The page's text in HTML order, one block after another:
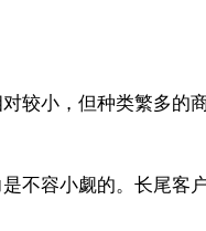
较小，但种类繁多的商
不容小觑的。长尾客